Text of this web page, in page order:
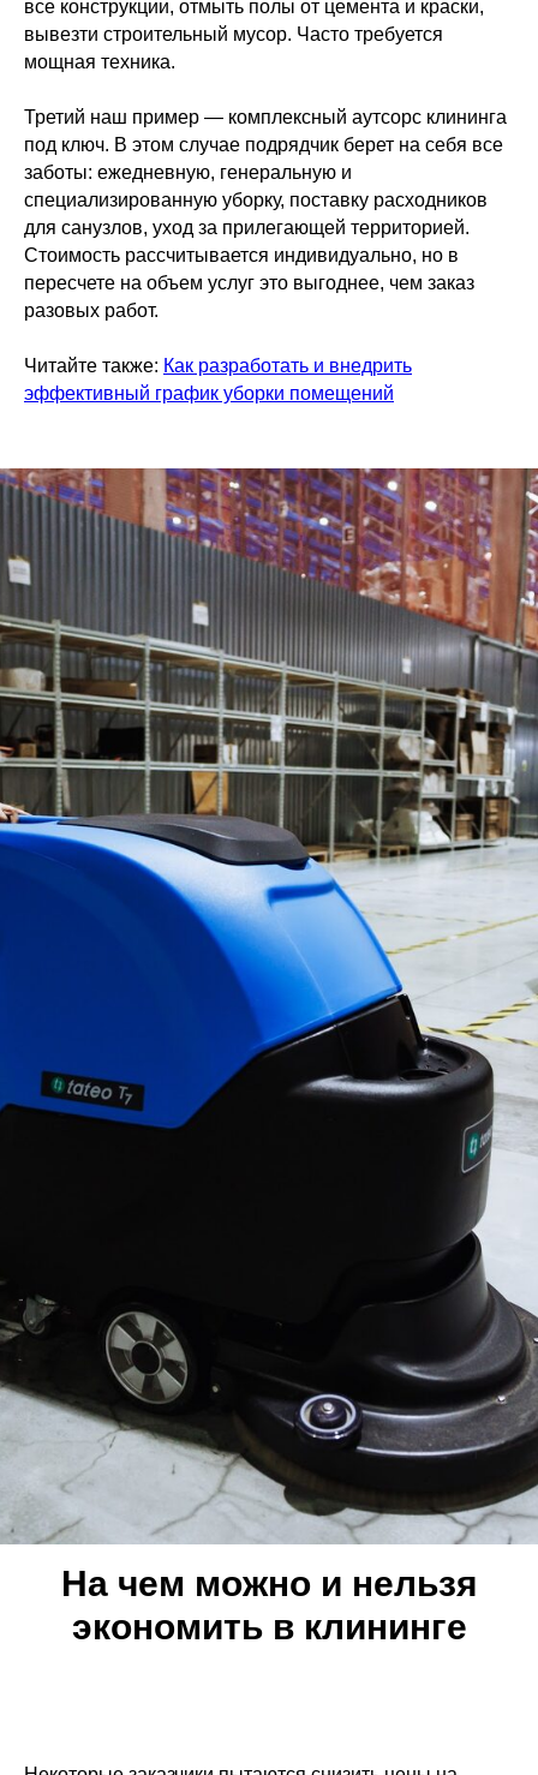
все конструкции, отмыть полы от цемента и краски,
вывезти строительный мусор. Часто требуется
мощная техника.
Третий наш пример — комплексный аутсорс клининга
под ключ. В этом случае подрядчик берет на себя все
заботы: ежедневную, генеральную и
специализированную уборку, поставку расходников
для санузлов, уход за прилегающей территорией.
Стоимость рассчитывается индивидуально, но в
пересчете на объем услуг это выгоднее, чем заказ
разовых работ.
Читайте также: Как разработать и внедрить
эффективный график уборки помещений
На чем можно и нельзя
экономить в клининге